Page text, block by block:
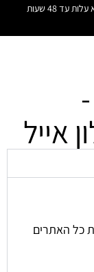
עד 48 שעות
אייל
כל האתרים